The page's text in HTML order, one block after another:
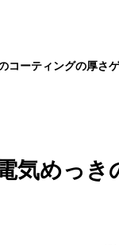
コーティングの厚さ
気めっき